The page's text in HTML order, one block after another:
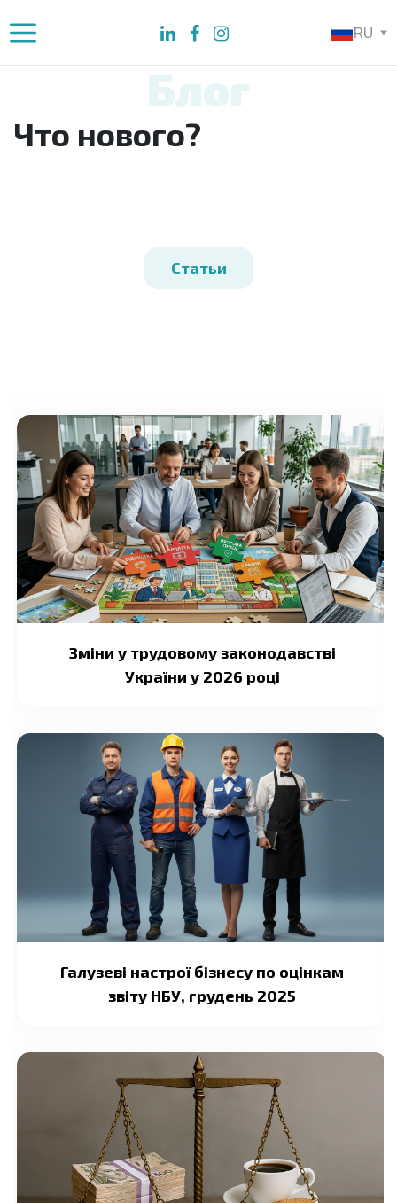
RU
Что нового?
Статьи
Зміни у трудовому законодавстві
України у 2026 році
Галузеві настрої бізнесу по оцінкам
звіту НБУ, грудень 2025